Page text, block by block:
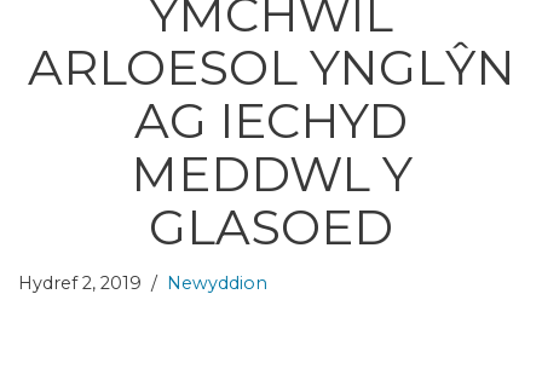
YMCHWIL
ARLOESOL YNGLŶN
AG IECHYD
MEDDWL Y
GLASOED
Hydref 2, 2019 Newyddion